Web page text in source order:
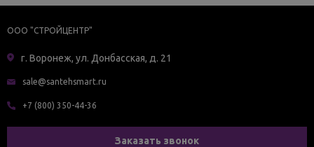
ООО "СТРОЙЦЕНТР"
г. Воронеж, ул. Донбасская, д. 21
sale@santehsmart.ru
+7 (800) 350-44-36
Заказать звонок